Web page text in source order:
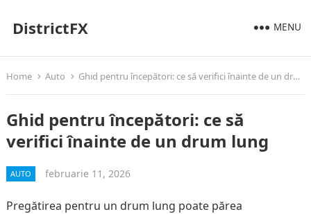
DistrictFX MENU
Home Auto Ghid pentru începători: ce să verifici înainte de un drum lung
Ghid pentru începători: ce să
verifici înainte de un drum lung
AUTO februarie 11, 2026
Pregătirea pentru un drum lung poate părea